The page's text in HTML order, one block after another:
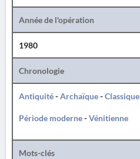
Année de l'opération
1980
Chronologie
Antiquité-Archaïque-Classique
Période moderne-Vénitienne
Mots-clés